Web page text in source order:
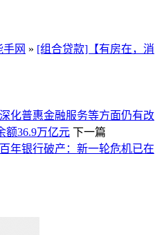
网 » [组合贷款]【有房在，消
化普惠金融服务等方面仍有改
额36.9万亿元 下一篇
年银行破产：新一轮危机已在